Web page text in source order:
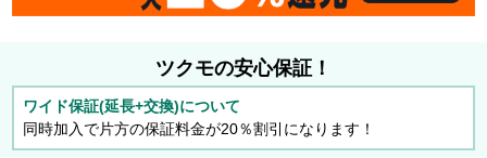
ツクモの安心保証！
ワイド保証(延長+交換)について
同時加入で片方の保証料金が20％割引になります！